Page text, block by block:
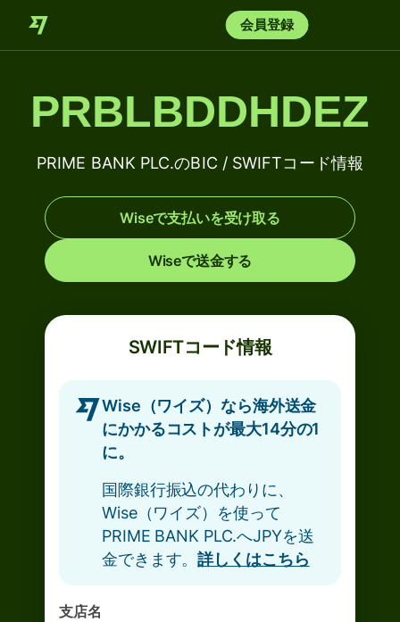
会員登録
PRBLBDDHDEZ
PRIME BANK PLC.のBIC / SWIFTコード情報
Wiseで支払いを受け取る
Wiseで送金する
SWIFTコード情報
Wise（ワイズ）なら海外送金
にかかるコストが最大14分の1
に。
国際銀行振込の代わりに、
Wise（ワイズ）を使って
PRIME BANK PLC.へJPYを送
金できます。詳しくはこちら
支店名